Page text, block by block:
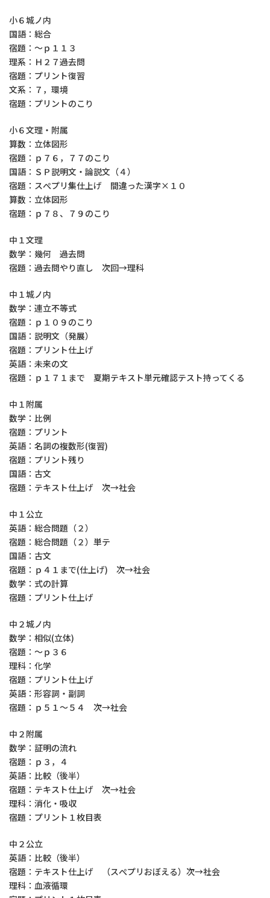
小６城ノ内
国語：総合
宿題：～ｐ１１３
理系：Ｈ２７過去問
宿題：プリント復習
文系：７，環境
宿題：プリントのこり
小６文理・附属
算数：立体図形
宿題：ｐ７６，７７のこり
国語：ＳＰ説明文・論説文（４）
宿題：スぺプリ集仕上げ 間違った漢字×１０
算数：立体図形
宿題：ｐ７８、７９のこり
中１文理
数学：幾何 過去問
宿題：過去問やり直し 次回→理科
中１城ノ内
数学：連立不等式
宿題：ｐ１０９のこり
国語：説明文（発展）
宿題：プリント仕上げ
英語：未来の文
宿題：ｐ１７１まで 夏期テキスト単元確認テスト持ってくる
中１附属
数学：比例
宿題：プリント
英語：名詞の複数形(復習)
宿題：プリント残り
国語：古文
宿題：テキスト仕上げ 次→社会
中１公立
英語：総合問題（２）
宿題：総合問題（２）単テ
国語：古文
宿題：ｐ４１まで(仕上げ) 次→社会
数学：式の計算
宿題：プリント仕上げ
中２城ノ内
数学：相似(立体)
宿題：～ｐ３６
理科：化学
宿題：プリント仕上げ
英語：形容詞・副詞
宿題：ｐ５１～５４ 次→社会
中２附属
数学：証明の流れ
宿題：ｐ３，４
英語：比較（後半）
宿題：テキスト仕上げ 次→社会
理科：消化・吸収
宿題：プリント１枚目表
中２公立
英語：比較（後半）
宿題：テキスト仕上げ （スぺプリおぼえる）次→社会
理科：血液循環